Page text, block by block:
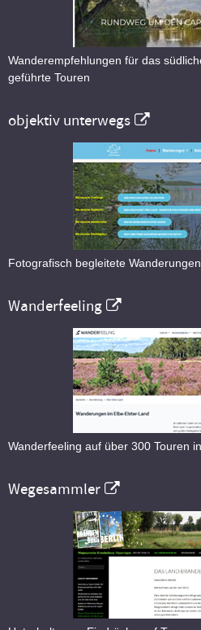
Wanderempfehlungen für das
geführte Touren
objektiv unterwegs
Fotografisch begleitete
Wanderfeeling
Wanderfeeling auf über 300 Touren
Wegesammler